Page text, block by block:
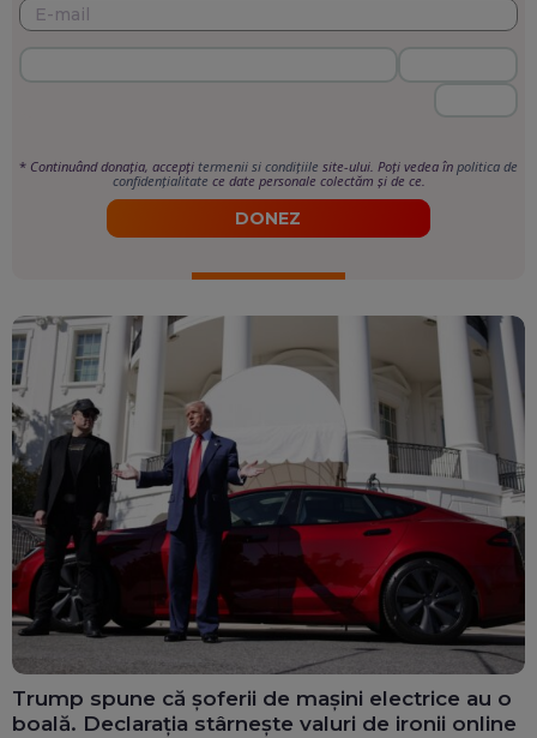
* Continuând donația, accepți termenii si condițiile site-ului. Poți vedea în politica de
confidențialitate ce date personale colectăm și de ce.
DONEZ
Trump spune că șoferii de mașini electrice au o
boală. Declarația stârnește valuri de ironii online